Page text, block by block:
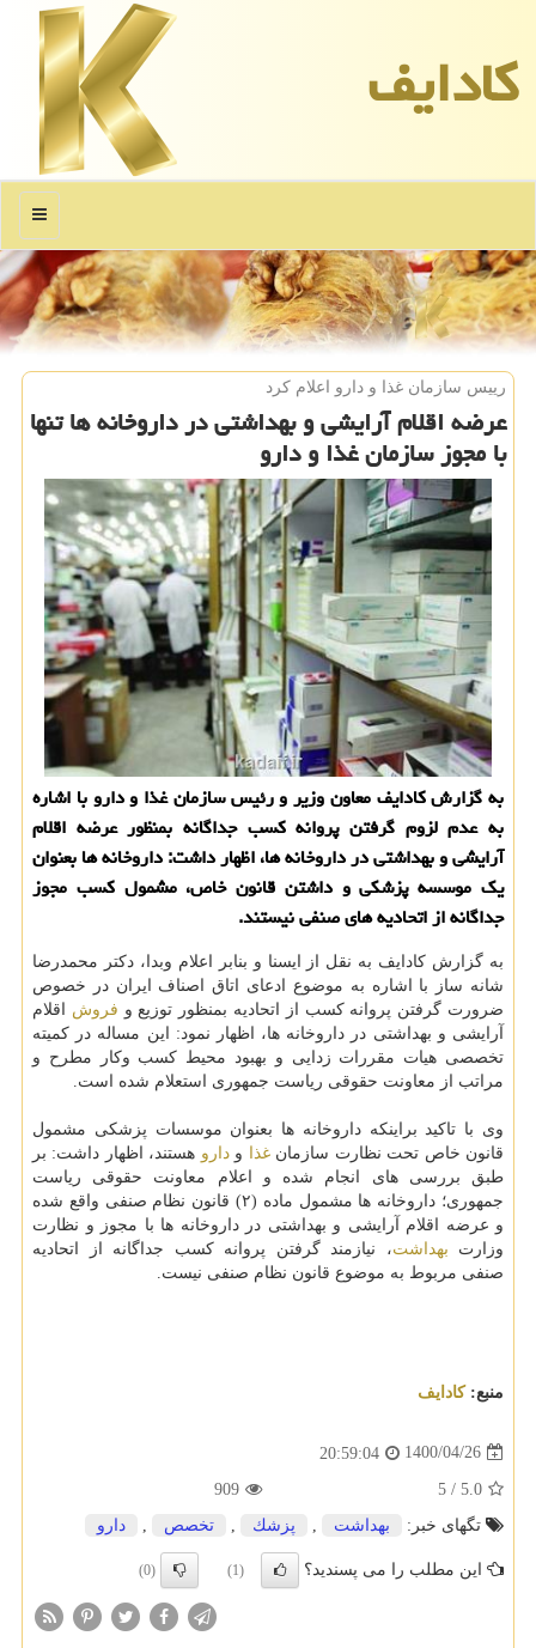
كادایف
منو
رییس سازمان غذا و دارو اعلام كرد
عرضه اقلام آرایشی و بهداشتی در داروخانه ها تنها
با مجوز سازمان غذا و دارو
به گزارش کادایف معاون وزیر و رئیس سازمان غذا و دارو با اشاره
به عدم لزوم گرفتن پروانه کسب جداگانه بمنظور عرضه اقلام
آرایشی و بهداشتی در داروخانه ها، اظهار داشت: داروخانه ها بعنوان
یک موسسه پزشکی و داشتن قانون خاص، مشمول کسب مجوز
جداگانه از اتحادیه های صنفی نیستند.
به گزارش کادایف به نقل از ایسنا و بنابر اعلام وبدا، دکتر محمدرضا
شانه ساز با اشاره به موضوع ادعای اتاق اصناف ایران در خصوص
ضرورت گرفتن پروانه کسب از اتحادیه بمنظور توزیع و فروش اقلام
آرایشی و بهداشتی در داروخانه ها، اظهار نمود: این مساله در کمیته
تخصصی هیات مقررات زدایی و بهبود محیط کسب وکار مطرح و
مراتب از معاونت حقوقی ریاست جمهوری استعلام شده است.
وی با تاکید براینکه داروخانه ها بعنوان موسسات پزشکی مشمول
قانون خاص تحت نظارت سازمانغذا ودارو هستند، اظهار داشت: بر
طبق بررسی های انجام شده و اعلام معاونت حقوقی ریاست
جمهوری؛ داروخانه ها مشمول ماده (۲) قانون نظام صنفی واقع شده
و عرضه اقلام آرایشی و بهداشتی در داروخانه ها با مجوز و نظارت
وزارت بهداشت، نیازمند گرفتن پروانه کسب جداگانه از اتحادیه
صنفی مربوط به موضوع قانون نظام صنفی نیست.
منبع:كادایف
1400/04/26
20:59:04
5.0
/
5
909
تگهای خبر:
بهداشت پزشك تخصص دارو
این مطلب را می پسندید؟ (1)
(0)